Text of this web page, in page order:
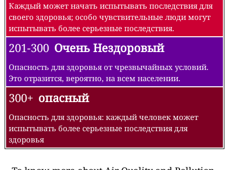
Каждый может начать испытывать последствия для
своего здоровья; особо чувствительные люди могут
испытывать более серьезные последствия.
201-300 Очень Нездоровый
Опасность для здоровья от чрезвычайных условий.
Это отразится, вероятно, на всем населении.
300+ опасный
Опасность для здоровья: каждый человек может
испытывать более серьезные последствия для
здоровья